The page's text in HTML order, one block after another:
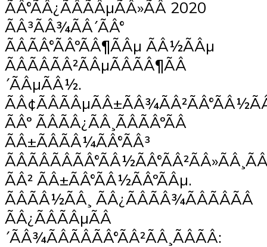
ÃÂ°ÃÂ¿ÃÂÃÂµÃÂ»ÃÂ 2020
ÃÂ³ÃÂ¾ÃÂ´ÃÂ°
ÃÂÃÂ°ÃÂºÃÂ¶ÃÂµ ÃÂ½ÃÂµ
ÃÂÃÂÃÂ²ÃÂµÃÂÃÂ¶ÃÂ
´ÃÂµÃÂ½.
ÃÂº ÃÂÃÂ¿ÃÂ¸ÃÂÃÂºÃÂ
ÃÂ±ÃÂÃÂ¼ÃÂ°ÃÂ³
ÃÂ² ÃÂ±ÃÂ°ÃÂ½ÃÂºÃÂµ.
ÃÂÃÂ½ÃÂ¸ ÃÂ¿ÃÂÃÂ¾ÃÂÃÂÃÂ
ÃÂ¿ÃÂÃÂµÃÂ
´ÃÂ¾ÃÂÃÂÃÂ°ÃÂ²ÃÂ¸ÃÂÃÂ: